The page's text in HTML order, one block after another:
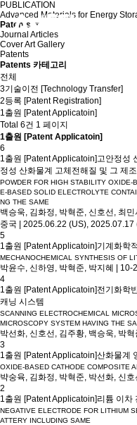
PUBLICATION
Advanced Materials for Energy
Patents
Journal Articles
Cover Art Gallery
Patents
Patents 카테고리
전체
3기술이전 [Technology Transfer]
2등록 [Patent Registration]
1출원 [Patent Applicatoin]
Total 6건 1 페이지
1출원 [Patent Applicatoin]
6
1출원 [Patent Applicatoin]고안정성
정성 산화물계 고체전해질 및 그 제
POWDER FOR HIGH STABILITY
E-BASED SOLID ELECTROLYTE
NG THE SAME
백승욱, 김화정, 박혁준, 신호선, 최민
중국
2025.06.22 (US), 2025.07.17
5
1출원 [Patent Applicatoin]기계화학
MECHANOCHEMICAL SYNTHESIS OF
박윤수, 신하영, 박혁준, 박지혜 10-
4
1출원 [Patent Applicatoin]전기화학
캐닝 시스템
SCANNING ELECTROCHEMICAL
MICROSCOPY SYSTEM HAVING THE
박선화, 신호선, 김주황, 백승욱, 박혁
3
1출원 [Patent Applicatoin]산화물계
OXIDE-BASED CATHODE COMPOSITE
뱍숭육, 김화정, 박혁준, 박선화, 신호
2
1출원 [Patent Applicatoin]리튬 이차
NEGATIVE ELECTRODE FOR LITHIUM
ATTERY INCLUDING SAME